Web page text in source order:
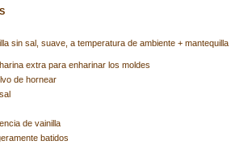
sin sal, suave, a temperatura de ambiente +
extra para enharinar los moldes
de hornear
de vainilla
batidos